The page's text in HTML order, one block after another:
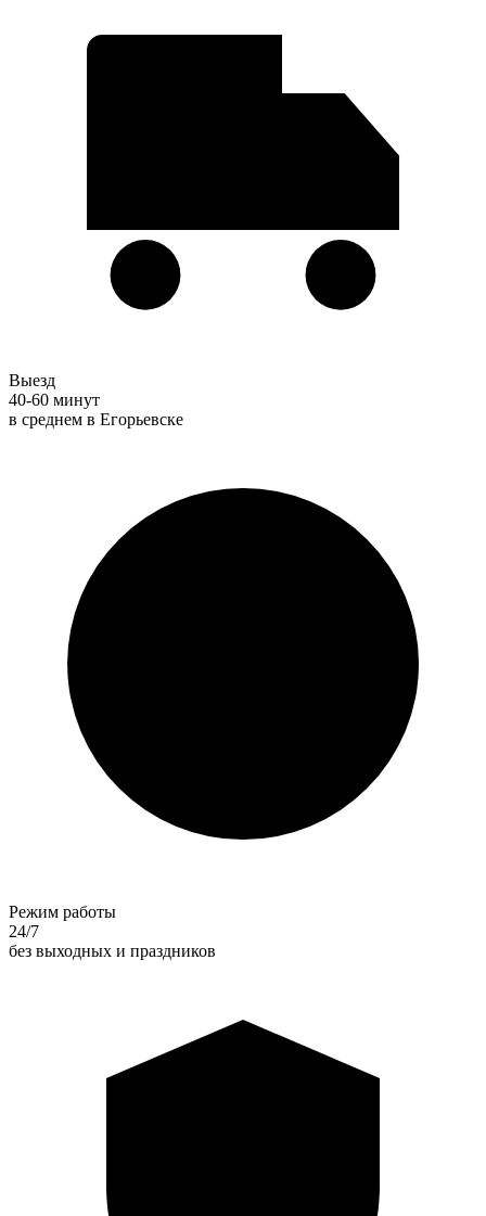
Выезд
40-60 минут
в среднем в Егорьевске
Режим работы
24/7
без выходных и праздников